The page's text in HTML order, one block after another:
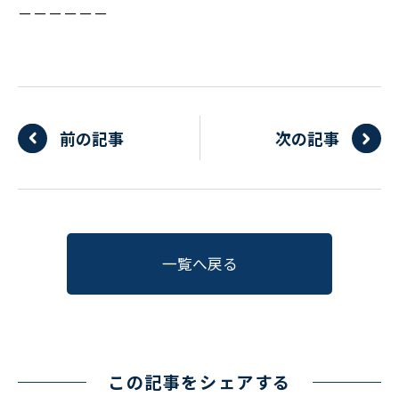
－－－－－－
前の記事 次の記事
一覧へ戻る
この記事をシェアする